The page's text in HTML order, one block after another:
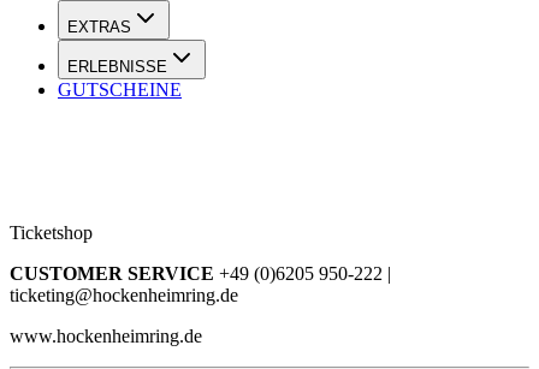
EXTRAS
ERLEBNISSE
GUTSCHEINE
Ticketshop
CUSTOMER SERVICE +49 (0)6205 950-222 |
ticketing@hockenheimring.de
www.hockenheimring.de